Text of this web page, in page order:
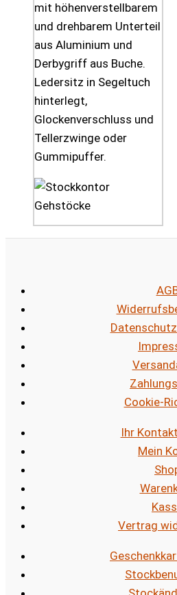
mit höhenverstellbarem
und drehbarem Unterteil
aus Aluminium und
Derbygriff aus Buche.
Ledersitz in Segeltuch
hinterlegt,
Glockenverschluss und
Tellerzwinge oder
Gummipuffer.
Cookie-
Ihr
Mein
Vertrag